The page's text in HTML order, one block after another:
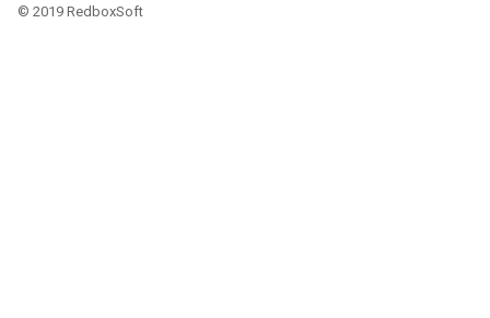
© 2019 RedboxSoft